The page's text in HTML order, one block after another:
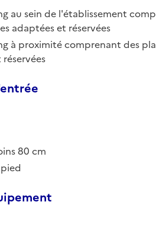
au sein de l'établissement comp
adaptées et réservées
à proximité comprenant des pla
80 cm